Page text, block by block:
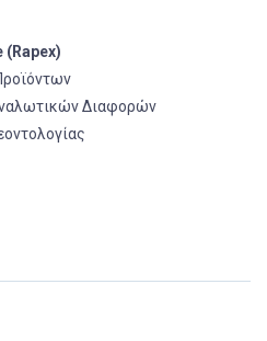
(Rapex)
Διαφορών